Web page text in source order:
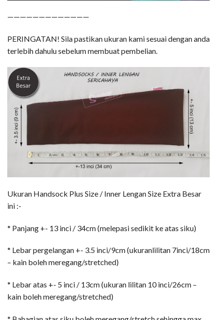
—————————————
PERINGATAN! Sila pastikan ukuran kami sesuai dengan anda
terlebih dahulu sebelum membuat pembelian.
Ukuran Handsock Plus Size / Inner Lengan Size Extra Besar
ini :-
* Panjang +- 13 inci / 34cm (melepasi sedikit ke atas siku)
* Lebar pergelangan +- 3.5 inci/9cm (ukuranlilitan 7inci/18cm
– kain boleh meregang/stretched)
* Lebar atas +- 5 inci / 13cm (ukuran lilitan 10 inci/26cm –
kain boleh meregang/stretched)